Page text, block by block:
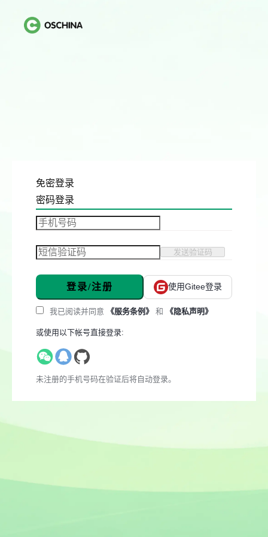
免密登录
密码登录
发送验证码
登录/注册 使用Gitee登录
我已阅读并同意 《服务条例》 和 《隐私声明》
或使用以下帐号直接登录:
未注册的手机号码在验证后将自动登录。